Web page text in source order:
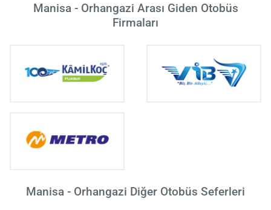
Manisa - Orhangazi Arası Giden Otobüs
Firmaları
Manisa - Orhangazi Diğer Otobüs Seferleri